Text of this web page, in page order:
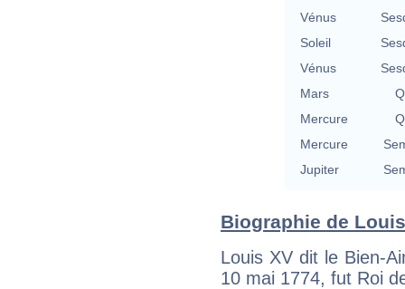
Vénus
Soleil
Vénus
Mars
Mercure
Mercure
Jupiter
Biographie de
Louis XV dit le Bien-
10 mai 1774, fut Roi